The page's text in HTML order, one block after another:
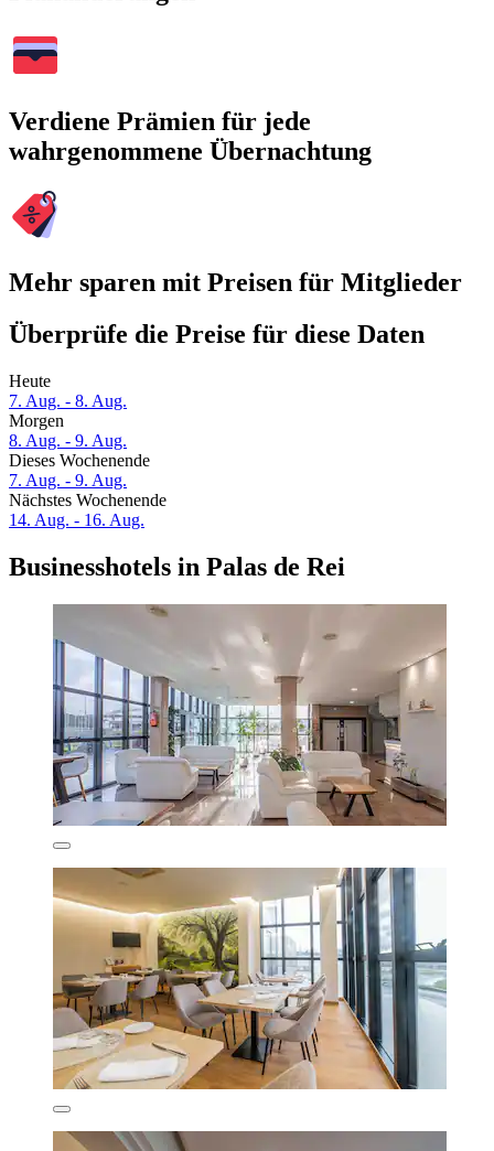
Verdiene Prämien für jede
wahrgenommene Übernachtung
Mehr sparen mit Preisen für Mitglieder
Überprüfe die Preise für diese Daten
Heute
7. Aug. - 8. Aug.
Morgen
8. Aug. - 9. Aug.
Dieses Wochenende
7. Aug. - 9. Aug.
Nächstes Wochenende
14. Aug. - 16. Aug.
Businesshotels in Palas de Rei